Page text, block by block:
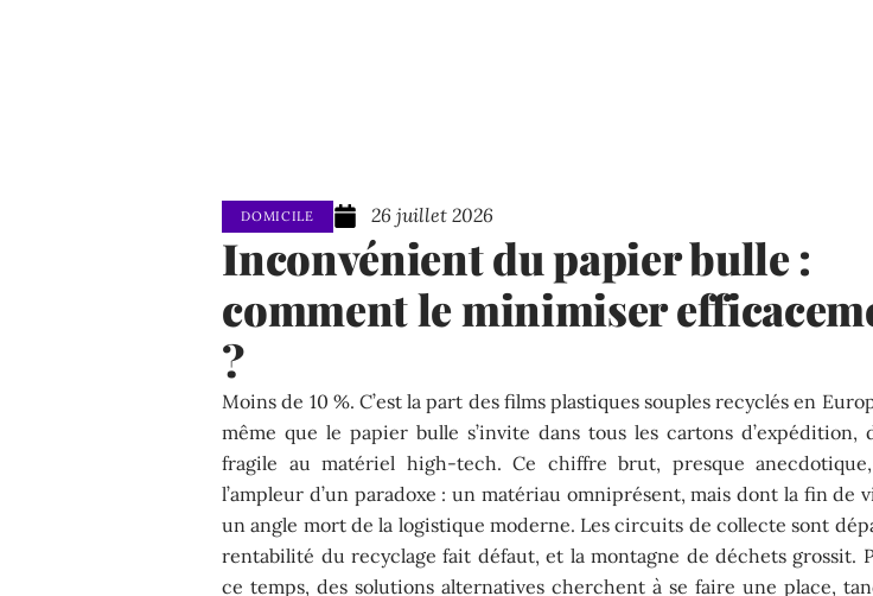
DOMICILE 26 juillet 2026
Inconvénient du papier bulle :
comment le minimiser
?
Moins de 10 %. C’est la part des films plastiques souples recyclés en
même que le papier bulle s’invite dans tous les cartons d’expédition,
fragile au matériel high-tech. Ce chiffre brut, presque
l’ampleur d’un paradoxe : un matériau omniprésent, mais dont la fin de
un angle mort de la logistique moderne. Les circuits de collecte sont
rentabilité du recyclage fait défaut, et la montagne de déchets grossit.
ce temps, des solutions alternatives cherchent à se faire une place,